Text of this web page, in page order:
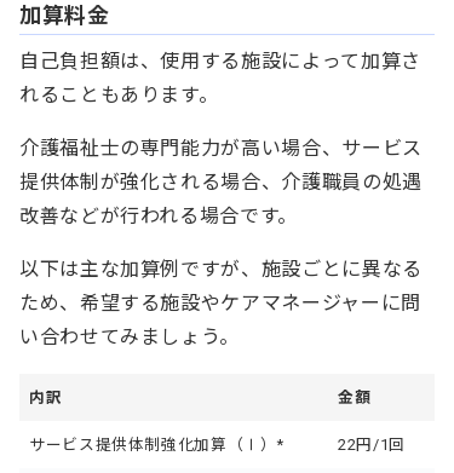
加算料金
自己負担額は、使用する施設によって加算さ
れることもあります。
介護福祉士の専門能力が高い場合、サービス
提供体制が強化される場合、介護職員の処遇
改善などが行われる場合です。
以下は主な加算例ですが、施設ごとに異なる
ため、希望する施設やケアマネージャーに問
い合わせてみましょう。
内訳 金額
サービス提供体制強化加算（Ⅰ）* 22円/1回